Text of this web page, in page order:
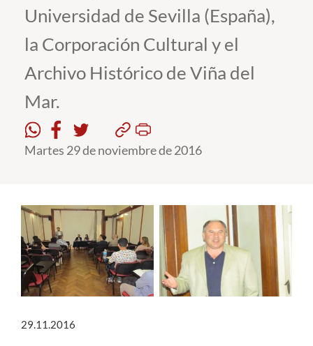
Alumni
English
Universidad de Sevilla (España),
la Corporación Cultural y el
Archivo Histórico de Viña del
Mar.
Martes 29 de noviembre de 2016
29.11.2016